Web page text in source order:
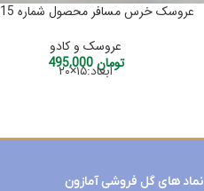
عروسک خرس مسافر محصول شماره S1015
عروسک و کادو
تومان495,000
ابعاد:۱۵×۲۰
نماد های گل فروشی آمازون